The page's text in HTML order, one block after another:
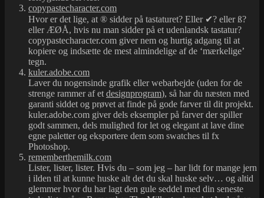
copypastecharacter.com
Hvor er det lige, at ® sidder på tastaturet? Eller ✔? eller ß?
eller ÆØÅ, hvis nu man sidder på et udenlandsk tastatur?
copypastecharacter.com giver nem og hurtig adgang til at
kopiere og indsætte de mest almindelige af de ‘mærkelige’
tegn.
kuler.adobe.com
Laver du nogensinde grafik eller webarbejde (uden for de
strenge rammer af et designprogram), så har du næsten med
garanti siddet og prøvet at finde på gode farver til dit projekt.
kuler.adobe.com giver dels eksempler på farver der spiller
godt sammen, dels mulighed for let og elegant at lave dine
egne paletter og eksportere dem som swatches til fx
Photoshop.
rememberthemilk.com
Lister, lister, lister. Hvis du – som jeg – har lidt for mange jern
i ilden til at kunne huske alt det du skal huske selv… og altid
glemmer hvor du har lagt den gule seddel med din seneste